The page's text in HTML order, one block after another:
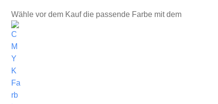
Wähle vor dem Kauf die passende Farbe mit dem